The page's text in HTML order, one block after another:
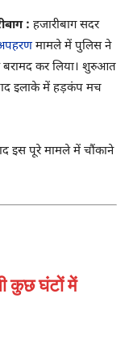
: हजारीबाग सदर
मामले में पुलिस ने
कर लिया। शुरुआत
इलाके में हड़कंप मच
इस पूरे मामले में चौंकाने
कुछ घंटों में